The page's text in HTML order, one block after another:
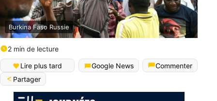
Burkina Faso Russie
2 min de lecture
Lire plus tard Google News
Commenter
Partager